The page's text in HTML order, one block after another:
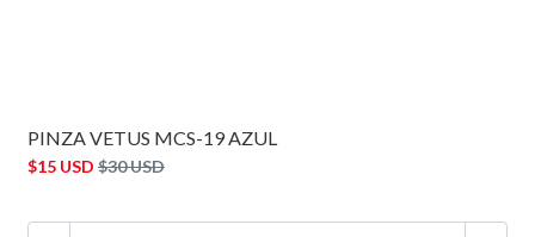
PINZA VETUS MCS-19 AZUL
$15 USD $30 USD